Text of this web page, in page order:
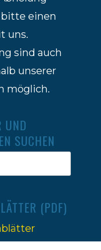
bitte einen
uns.
sind auch
unserer
möglich.
UND
SUCHEN
(PDF)